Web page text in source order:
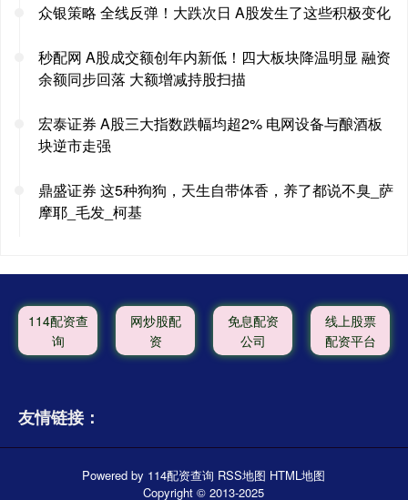
众银策略 全线反弹！大跌次日 A股发生了这些积极变化
秒配网 A股成交额创年内新低！四大板块降温明显 融资
余额同步回落 大额增减持股扫描
宏泰证券 A股三大指数跌幅均超2% 电网设备与酿酒板
块逆市走强
鼎盛证券 这5种狗狗，天生自带体香，养了都说不臭_萨
摩耶_毛发_柯基
114配资查
询
网炒股配
资
免息配资
公司
线上股票
配资平台
友情链接：
Powered by 114配资查询 RSS地图 HTML地图
Copyright© 2013-2025